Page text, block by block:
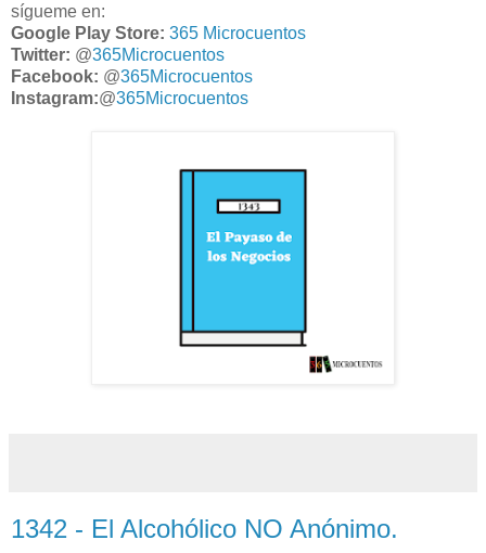
sígueme en:
Google Play Store: 365 Microcuentos
Twitter: @365Microcuentos
Facebook: @365Microcuentos
Instagram:@365Microcuentos
1342 - El Alcohólico NO Anónimo.